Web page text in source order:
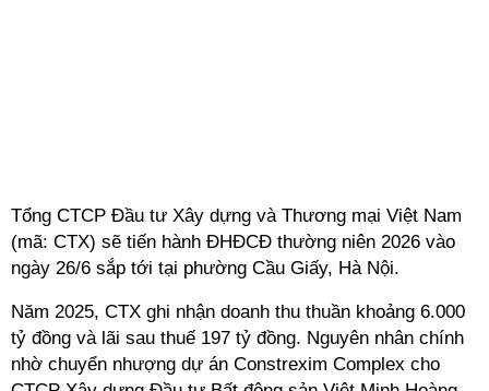
Tổng CTCP Đầu tư Xây dựng và Thương mại Việt Nam
(mã: CTX) sẽ tiến hành ĐHĐCĐ thường niên 2026 vào
ngày 26/6 sắp tới tại phường Cầu Giấy, Hà Nội.
Năm 2025, CTX ghi nhận doanh thu thuần khoảng 6.000
tỷ đồng và lãi sau thuế 197 tỷ đồng. Nguyên nhân chính
nhờ chuyển nhượng dự án Constrexim Complex cho